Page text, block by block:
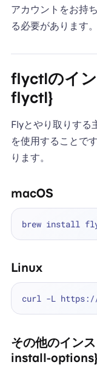
アカウントをお持
る必要があります。
flyctlのイ
flyctl}
Flyとやり取りする
を使用することで
ります。
macOS
Linux
その他のイン
install-options}